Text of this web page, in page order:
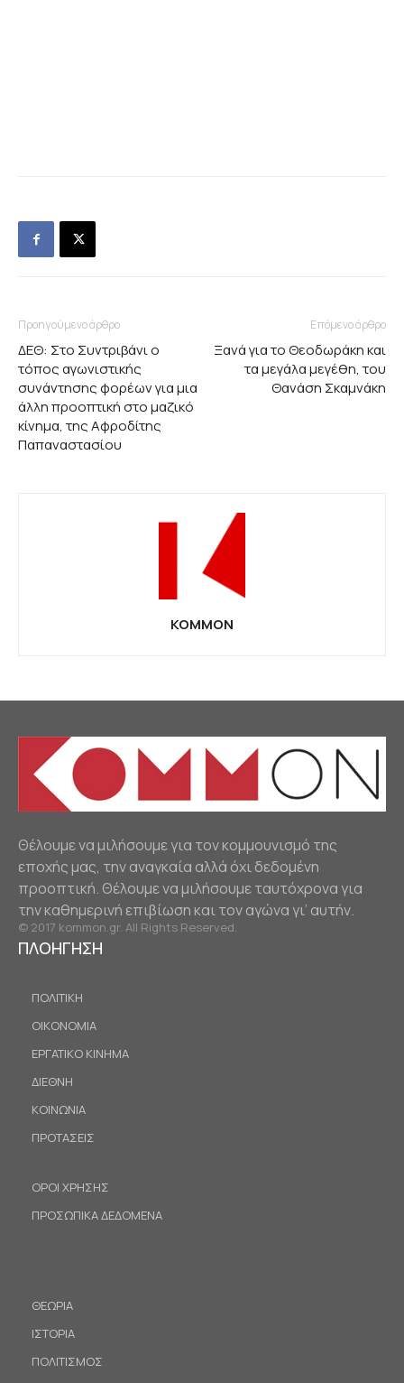
Προηγούμενο άρθρο
ΔΕΘ: Στο Συντριβάνι ο
τόπος αγωνιστικής
συνάντησης φορέων για μια
άλλη προοπτική στο μαζικό
κίνημα, της Αφροδίτης
Παπαναστασίου
Επόμενο άρθρο
Ξανά για το Θεοδωράκη και
τα μεγάλα μεγέθη, του
Θανάση Σκαμνάκη
KOMMON
Θέλουμε να μιλήσουμε για τον κομμουνισμό της
εποχής μας, την αναγκαία αλλά όχι δεδομένη
προοπτική. Θέλουμε να μιλήσουμε ταυτόχρονα για
την καθημερινή επιβίωση και τον αγώνα γι’ αυτήν.
© 2017 kommon.gr. All Rights Reserved.
ΠΛΟΗΓΗΣΗ
ΠΟΛΙΤΙΚΗ
ΟΙΚΟΝΟΜΙΑ
ΕΡΓΑΤΙΚΟ ΚΙΝΗΜΑ
ΔΙΕΘΝΗ
ΚΟΙΝΩΝΙΑ
ΠΡΟΤΑΣΕΙΣ
ΟΡΟΙ ΧΡΗΣΗΣ
ΠΡΟΣΩΠΙΚΑ ΔΕΔΟΜΕΝΑ
ΘΕΩΡΙΑ
ΙΣΤΟΡΙΑ
ΠΟΛΙΤΙΣΜΟΣ